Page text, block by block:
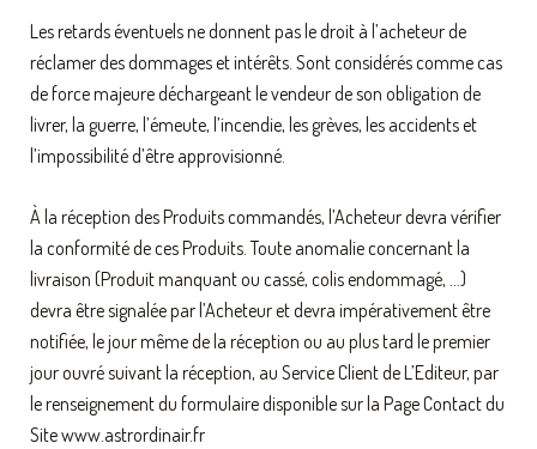
Les retards éventuels ne donnent pas le droit à l’acheteur de
réclamer des dommages et intérêts. Sont considérés comme cas
de force majeure déchargeant le vendeur de son obligation de
livrer, la guerre, l’émeute, l’incendie, les grèves, les accidents et
l’impossibilité d’être approvisionné.
À la réception des Produits commandés, l’Acheteur devra vérifier
la conformité de ces Produits. Toute anomalie concernant la
livraison (Produit manquant ou cassé, colis endommagé, …)
devra être signalée par l’Acheteur et devra impérativement être
notifiée, le jour même de la réception ou au plus tard le premier
jour ouvré suivant la réception, au Service Client de L’Editeur, par
le renseignement du formulaire disponible sur la Page Contact du
Site www.astrordinair.fr